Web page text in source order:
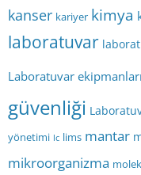
kanser kariyer kimya
laboratuvar
Laboratuvar ekipmanları
güvenliği
yönetimi lc lims mantar
mikroorganizma